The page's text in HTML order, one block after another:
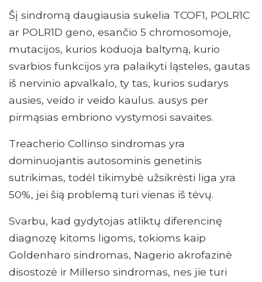
Šį sindromą daugiausia sukelia TCOF1, POLR1C
ar POLR1D geno, esančio 5 chromosomoje,
mutacijos, kurios koduoja baltymą, kurio
svarbios funkcijos yra palaikyti ląsteles, gautas
iš nervinio apvalkalo, ty tas, kurios sudarys
ausies, veido ir veido kaulus. ausys per
pirmąsias embriono vystymosi savaites.
Treacherio Collinso sindromas yra
dominuojantis autosominis genetinis
sutrikimas, todėl tikimybė užsikrėsti liga yra
50%, jei šią problemą turi vienas iš tėvų.
Svarbu, kad gydytojas atliktų diferencinę
diagnozę kitoms ligoms, tokioms kaip
Goldenharo sindromas, Nagerio akrofazinė
disostozė ir Millerso sindromas, nes jie turi